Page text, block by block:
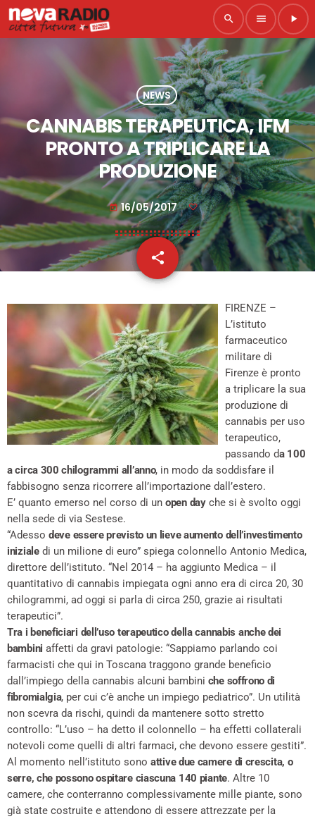
search menu play_arrow
NEWS
CANNABIS TERAPEUTICA, IFM
PRONTO A TRIPLICARE LA
PRODUZIONE
today 16/05/2017
share
email
FIRENZE –
L’istituto
farmaceutico
militare di
Firenze è pronto
a triplicare la sua
produzione di
cannabis per uso
terapeutico,
passando da 100
a circa 300 chilogrammi all’anno, in modo da soddisfare il
fabbisogno senza ricorrere all’importazione dall’estero.
E’ quanto emerso nel corso di un open dayche si è svolto oggi
nella sede di via Sestese.
“Adesso deve essere previsto un lieve aumento dell’investimento
inizialedi un milione di euro” spiega colonnello Antonio Medica,
direttore dell’istituto. “Nel 2014 – ha aggiunto Medica – il
quantitativo di cannabis impiegata ogni anno era di circa 20, 30
chilogrammi, ad oggi si parla di circa 250, grazie ai risultati
terapeutici”.
Tra i beneficiari dell’uso terapeutico della cannabis anche dei
bambini affetti da gravi patologie: “Sappiamo parlando coi
farmacisti che qui in Toscana traggono grande beneficio
dall’impiego della cannabis alcuni bambini che soffrono di
fibromialgia, per cui c’è anche un impiego pediatrico”. Un utilità
non scevra da rischi, quindi da mantenere sotto stretto
controllo: “L’uso – ha detto il colonnello – ha effetti collaterali
notevoli come quelli di altri farmaci, che devono essere gestiti”.
Al momento nell’istituto sono attive due camere di crescita, o
serre, che possono ospitare ciascuna 140 piante. Altre 10
camere, che conterranno complessivamente mille piante, sono
già state costruite e attendono di essere attrezzate per la